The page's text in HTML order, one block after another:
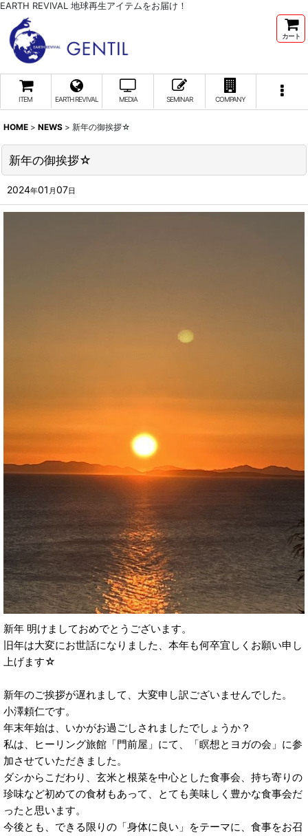
EARTH REVIVAL 地球再生アイテムをお届け！
カート
ITEM EARTH REVIVAL MEDIA SEMINAR COMPANY
HOME > NEWS > 新年の御挨拶☆
新年の御挨拶☆
2024年01 月 07日
新年 明けましておめでとうございます。
旧年は大変にお世話になりました、本年も何卒宜しくお願い申し
上げます☆
新年のご挨拶が遅れまして、大変申し訳ございませんでした。
小澤頼仁です。
年末年始は、いかがお過ごしされましたでしょうか？
私は、ヒーリング旅館「門前屋」にて、「瞑想とヨガの会」に参
加させていただきました。
ダシからこだわり、玄米と根菜を中心とした食事会、持ち寄りの
珍味など初めての食材もあって、とても美味しく豊かな食事会だ
ったと思います。
今後とも、できる限りの「身体に良い」をテーマに、食事をお召